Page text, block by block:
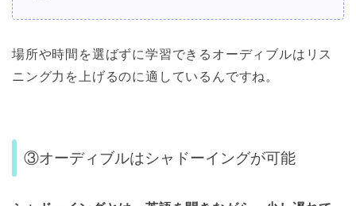
場所や時間を選ばずに学習できるオーディブルはリス
ニング力を上げるのに適しているんですね。
③オーディブルはシャドーイングが可能